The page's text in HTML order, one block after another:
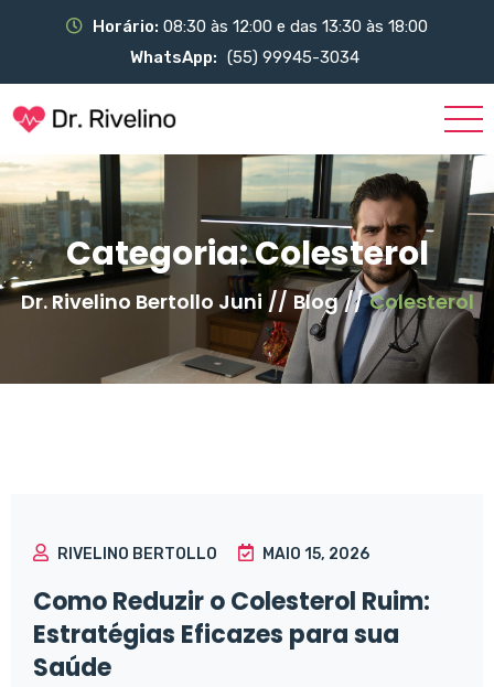
Horário: 08:30 às 12:00 e das 13:30 às 18:00
WhatsApp: (55) 99945-3034
Categoria:Colesterol
Dr. Rivelino Bertollo Juni // Blog // Colesterol
RIVELINO BERTOLLO MAIO 15, 2026
Como Reduzir o Colesterol Ruim:
Estratégias Eficazes para sua
Saúde